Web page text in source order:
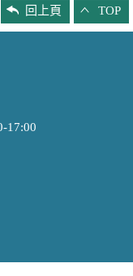
回上頁 TOP
17:00